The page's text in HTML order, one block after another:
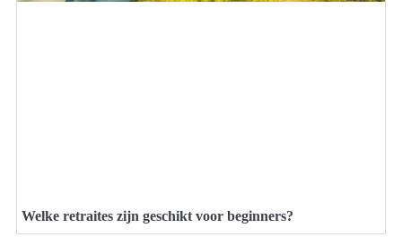
Welke retraites zijn geschikt voor beginners?